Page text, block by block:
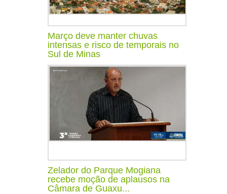
Março deve manter chuvas
intensas e risco de temporais no
Sul de Minas
Zelador do Parque Mogiana
recebe moção de aplausos na
Câmara de Guaxu...